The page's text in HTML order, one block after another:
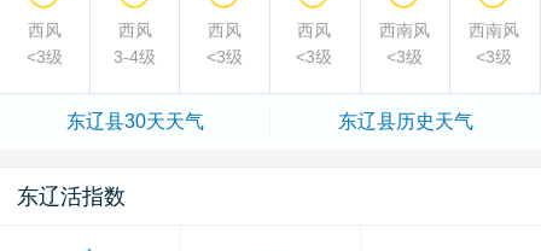
西风 西风 西风 西风 西南风
西南风
<3级
3-4级 <3级 <3级 <3级 <3级
东辽县30天天气 东辽县历史天气
东辽活指数